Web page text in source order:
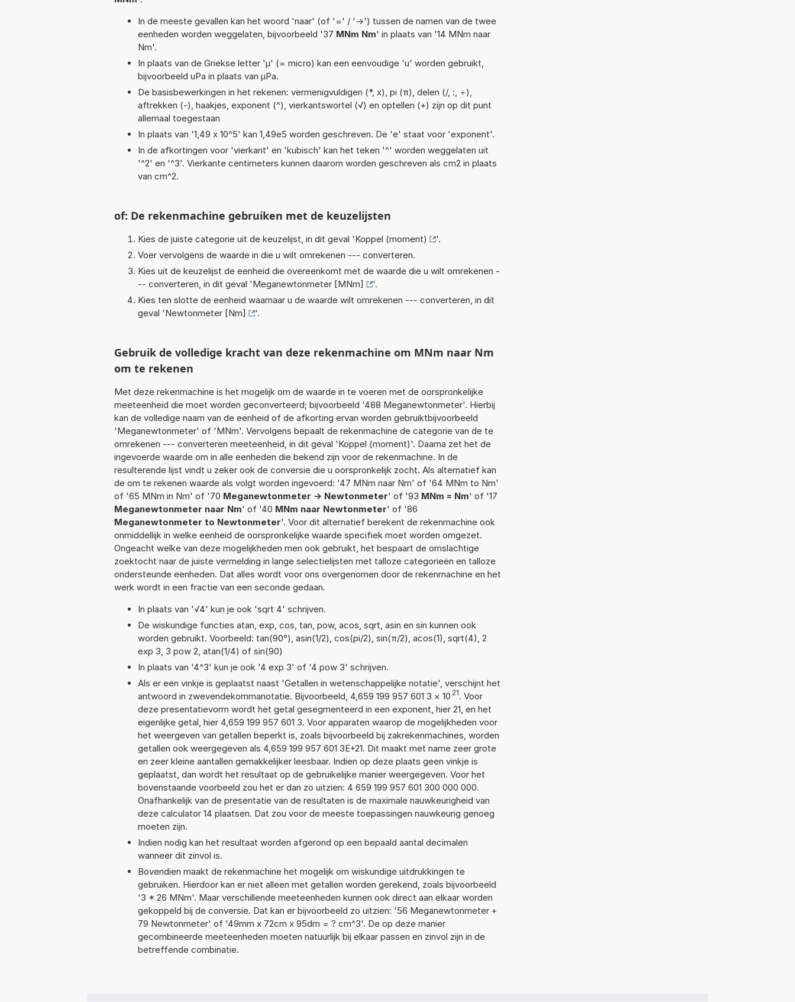
In de meeste gevallen kan het woord 'naar' (of '=' / '->') tussen de namen van de twee
eenheden worden weggelaten, bijvoorbeeld '37 MNm Nm' in plaats van '14 MNm naar
Nm'.
In plaats van de Griekse letter 'µ' (= micro) kan een eenvoudige 'u' worden gebruikt,
bijvoorbeeld uPa in plaats van µPa.
De basisbewerkingen in het rekenen: vermenigvuldigen (*, x), pi (π), delen (/, :, ÷),
aftrekken (-), haakjes, exponent (^), vierkantswortel (√) en optellen (+) zijn op dit punt
allemaal toegestaan
In plaats van '1,49 x 10^5' kan 1,49e5 worden geschreven. De 'e' staat voor 'exponent'.
In de afkortingen voor 'vierkant' en 'kubisch' kan het teken '^' worden weggelaten uit
'^2' en '^3'. Vierkante centimeters kunnen daarom worden geschreven als cm2 in plaats
van cm^2.
of: De rekenmachine gebruiken met de keuzelijsten
Kies de juiste categorie uit de keuzelijst, in dit geval 'Koppel (moment)
'.
Voer vervolgens de waarde in die u wilt omrekenen --- converteren.
Kies uit de keuzelijst de eenheid die overeenkomt met de waarde die u wilt omrekenen -
-- converteren, in dit geval 'Meganewtonmeter [MNm]
'.
Kies ten slotte de eenheid waarnaar u de waarde wilt omrekenen --- converteren, in dit
geval 'Newtonmeter [Nm] '.
Gebruik de volledige kracht van deze rekenmachine om MNm naar Nm
om te rekenen
Met deze rekenmachine is het mogelijk om de waarde in te voeren met de oorspronkelijke
meeteenheid die moet worden geconverteerd; bijvoorbeeld '488 Meganewtonmeter'. Hierbij
kan de volledige naam van de eenheid of de afkorting ervan worden gebruiktbijvoorbeeld
'Meganewtonmeter' of 'MNm'. Vervolgens bepaalt de rekenmachine de categorie van de te
omrekenen --- converteren meeteenheid, in dit geval 'Koppel (moment)'. Daarna zet het de
ingevoerde waarde om in alle eenheden die bekend zijn voor de rekenmachine. In de
resulterende lijst vindt u zeker ook de conversie die u oorspronkelijk zocht. Als alternatief kan
de om te rekenen waarde als volgt worden ingevoerd: '47 MNm naar Nm' of '64 MNm to Nm'
of '65 MNm in Nm' of '70 Meganewtonmeter -> Newtonmeter' of '93 MNm = Nm' of '17
Meganewtonmeter naar Nm' of '40 MNm naar Newtonmeter' of '86
Meganewtonmeter to Newtonmeter'. Voor dit alternatief berekent de rekenmachine ook
onmiddellijk in welke eenheid de oorspronkelijke waarde specifiek moet worden omgezet.
Ongeacht welke van deze mogelijkheden men ook gebruikt, het bespaart de omslachtige
zoektocht naar de juiste vermelding in lange selectielijsten met talloze categorieën en talloze
ondersteunde eenheden. Dat alles wordt voor ons overgenomen door de rekenmachine en het
werk wordt in een fractie van een seconde gedaan.
In plaats van '√4' kun je ook 'sqrt 4' schrijven.
De wiskundige functies atan, exp, cos, tan, pow, acos, sqrt, asin en sin kunnen ook
worden gebruikt. Voorbeeld: tan(90°), asin(1/2), cos(pi/2), sin(π/2), acos(1), sqrt(4), 2
exp 3, 3 pow 2, atan(1/4) of sin(90)
In plaats van '4^3' kun je ook '4 exp 3' of '4 pow 3' schrijven.
Als er een vinkje is geplaatst naast 'Getallen in wetenschappelijke notatie', verschijnt het
antwoord in zwevendekommanotatie. Bijvoorbeeld, 4,659 199 957 601 3 × 10 21. Voor
deze presentatievorm wordt het getal gesegmenteerd in een exponent, hier 21, en het
eigenlijke getal, hier 4,659 199 957 601 3. Voor apparaten waarop de mogelijkheden voor
het weergeven van getallen beperkt is, zoals bijvoorbeeld bij zakrekenmachines, worden
getallen ook weergegeven als 4,659 199 957 601 3E+21. Dit maakt met name zeer grote
en zeer kleine aantallen gemakkelijker leesbaar. Indien op deze plaats geen vinkje is
geplaatst, dan wordt het resultaat op de gebruikelijke manier weergegeven. Voor het
bovenstaande voorbeeld zou het er dan zo uitzien: 4 659 199 957 601 300 000 000.
Onafhankelijk van de presentatie van de resultaten is de maximale nauwkeurigheid van
deze calculator 14 plaatsen. Dat zou voor de meeste toepassingen nauwkeurig genoeg
moeten zijn.
Indien nodig kan het resultaat worden afgerond op een bepaald aantal decimalen
wanneer dit zinvol is.
Bovendien maakt de rekenmachine het mogelijk om wiskundige uitdrukkingen te
gebruiken. Hierdoor kan er niet alleen met getallen worden gerekend, zoals bijvoorbeeld
'3 * 26 MNm'. Maar verschillende meeteenheden kunnen ook direct aan elkaar worden
gekoppeld bij de conversie. Dat kan er bijvoorbeeld zo uitzien: '56 Meganewtonmeter +
79 Newtonmeter' of '49mm x 72cm x 95dm = ? cm^3'. De op deze manier
gecombineerde meeteenheden moeten natuurlijk bij elkaar passen en zinvol zijn in de
betreffende combinatie.